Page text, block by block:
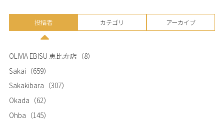
投稿者 カテゴリ アーカイブ
OLIVIA EBISU 恵比寿店 （8）
Sakai （659）
Sakakibara （307）
Okada （62）
Ohba （145）